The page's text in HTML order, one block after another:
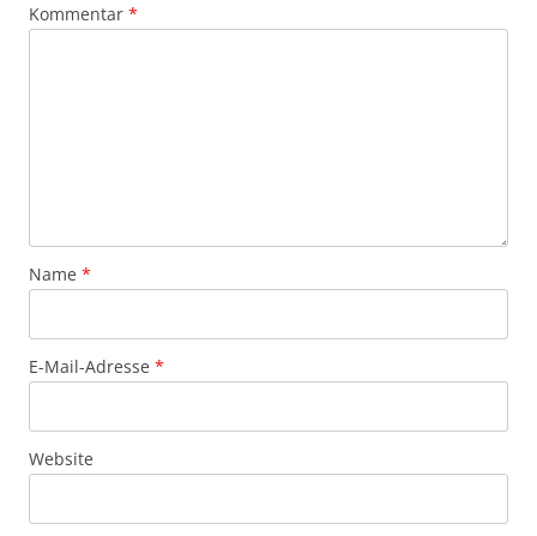
Kommentar *
Name *
E-Mail-Adresse *
Website